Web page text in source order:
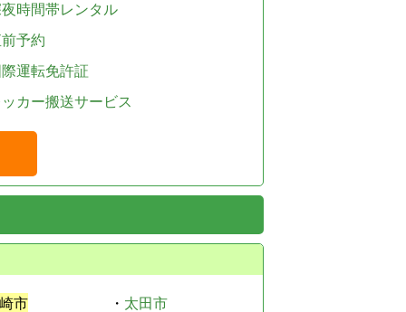
時間帯レンタル
予約
運転免許証
カー搬送サービス
市 ・ 太田市